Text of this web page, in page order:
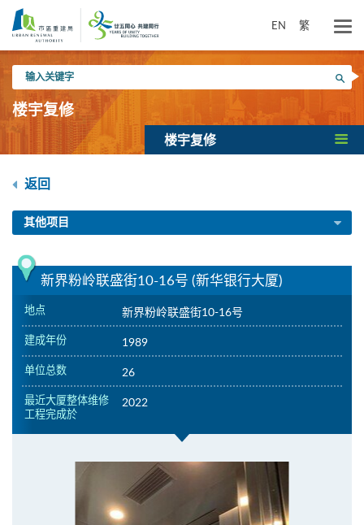
内
EN 繁
入
关
键
搜寻
楼宇复修
楼宇复修
返回
其他项目
新界粉岭联盛街10-16号 (新华银行大厦)
地点 新界粉岭联盛街10-16号
建成年份 1989
单位总数 26
最近大厦整体维修
工程完成於
2022